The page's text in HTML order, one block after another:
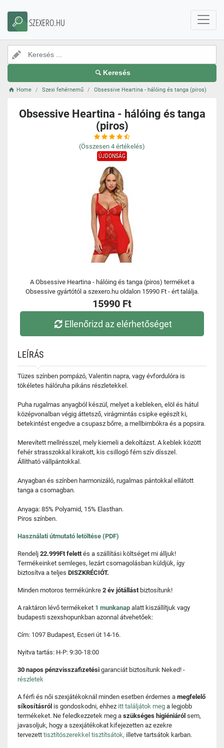
SZEXERO.HU
Keresés
Home Szexi fehérnemű Obsessive Heartina - hálóing és tanga (piros)
Obsessive Heartina - hálóing és tanga
(piros)
(Összesen 4 értékelés)
ÚJDONSÁG
A Obsessive Heartina - hálóing és tanga (piros) terméket a
Obsessive gyártótól a szexero.hu oldalon 15990 Ft - ért találja.
15990 Ft
Ellenőrizd az elérhetőséget
LEÍRÁS
Tüzes színben pompázó, Valentin napra, vagy évfordulóra is
tökéletes hálóruha pikáns részletekkel.
Puha rugalmas anyagból készül, melyet a kebleken, elöl és hátul
középvonalban végig áttetsző, virágmintás csipke egészít ki,
betekintést engedve a csupasz bőrre, a mellbimbókra és a popsira.
Merevített mellrésszel, mely kiemeli a dekoltázst. A keblek között
fehér strasszokkal kirakott, kis csillogó fém szív dísszel.
Állítható vállpántokkal.
Anyagban és színben harmonizáló, rugalmas pántokkal ellátott
tanga a csomagban.
Anyaga: 85% Polyamid, 15% Elasthan.
Piros színben.
Használati útmutató letöltése (PDF)
Rendelj 22.999Ft felettés a szállítási költséget mi álljuk!
Termékeinket semleges, lezárt csomagolásban küldjük, így
biztosítva a teljes DISZKRÉCIÓT.
Minden motoros termékünkre 2 év jótállást biztosítunk!
A raktáron lévő termékeket 1 munkanap alatt kiszállítjuk vagy
budapesti szexshopunkban azonnal átvehetőek:
Cím: 1097 Budapest, Ecseri út 14-16.
Nyitva tartás: H-P: 9:30-18:00
30 napos pénzvisszafizetési garanciát biztosítunk Neked! -
részletek
A férfi és női szexjátékoknál minden esetben érdemes a megfelelő
síkosításról is gondoskodni, ehhez itt találjátok meg a legjobb
termékeket. Ne feledkezzetek meg a szükséges higiéniáról sem,
javasoljuk, hogy a szexjátékokat kifejezetten az ezekre
tervezett tisztítószerekkel tisztítsátok, illetve tartsátok karban.